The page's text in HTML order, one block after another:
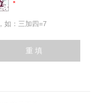
如：三加四=7